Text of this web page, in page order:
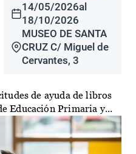
14/05/2026al
18/10/2026
MUSEO DE SANTA
CRUZ C/ Miguel de
Cervantes, 3
de ayuda de libros
Educación Primaria y...